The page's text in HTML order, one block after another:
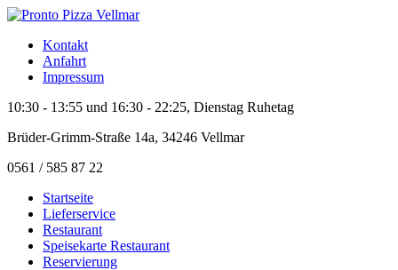
Kontakt
Anfahrt
Impressum
10:30 - 13:55 und 16:30 - 22:25, Dienstag Ruhetag
Brüder-Grimm-Straße 14a, 34246 Vellmar
0561 / 585 87 22
Startseite
Lieferservice
Restaurant
Speisekarte Restaurant
Reservierung